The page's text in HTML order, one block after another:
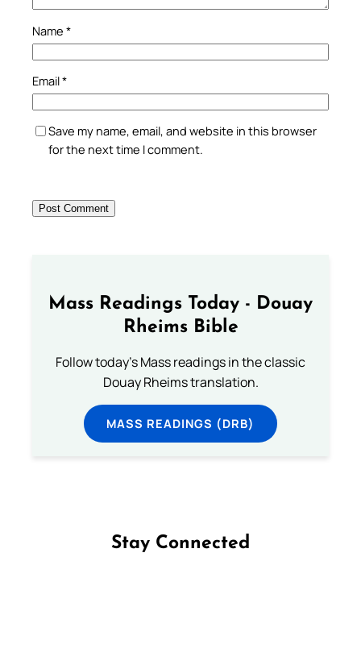
Name *
Email*
Save my name, email, and website in this browser
for the next time I comment.
Mass Readings Today - Douay
Rheims Bible
Follow today's Mass readings in the classic
Douay Rheims translation.
MASS READINGS (DRB)
Stay Connected